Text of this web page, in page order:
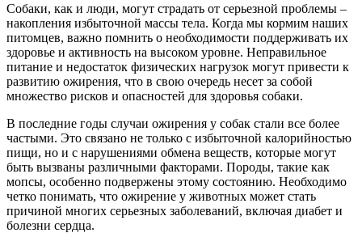
Собаки, как и люди, могут страдать от серьезной проблемы –
накопления избыточной массы тела. Когда мы кормим наших
питомцев, важно помнить о необходимости поддерживать их
здоровье и активность на высоком уровне. Неправильное
питание и недостаток физических нагрузок могут привести к
развитию ожирения, что в свою очередь несет за собой
множество рисков и опасностей для здоровья собаки.
В последние годы случаи ожирения у собак стали все более
частыми. Это связано не только с избыточной калорийностью
пищи, но и с нарушениями обмена веществ, которые могут
быть вызваны различными факторами. Породы, такие как
мопсы, особенно подвержены этому состоянию. Необходимо
четко понимать, что ожирение у животных может стать
причиной многих серьезных заболеваний, включая диабет и
болезни сердца.